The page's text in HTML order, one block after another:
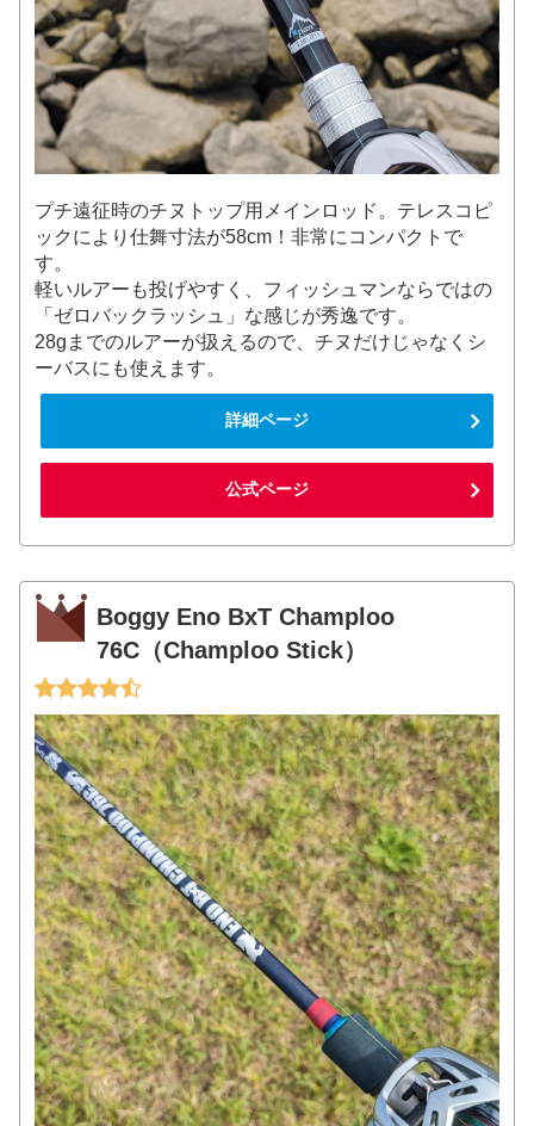
プチ遠征時のチヌトップ用メインロッド。テレスコピ
ックにより仕舞寸法が58cm！非常にコンパクトで
す。
軽いルアーも投げやすく、フィッシュマンならではの
「ゼロバックラッシュ」な感じが秀逸です。
28gまでのルアーが扱えるので、チヌだけじゃなくシ
ーバスにも使えます。
詳細ページ
公式ページ
Boggy Eno BxT Champloo
76C（Champloo Stick）